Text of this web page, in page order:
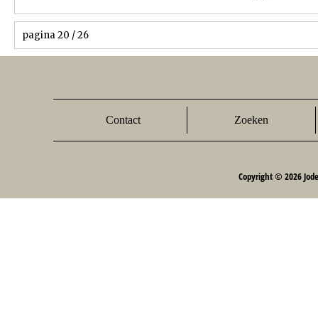
pagina 20 / 26
Contact Zoeken
Copyright © 2026